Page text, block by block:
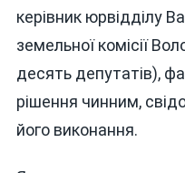
керівник юрвідділу
земельної комісії
десять депутатів),
рішення чинним,
його виконання.